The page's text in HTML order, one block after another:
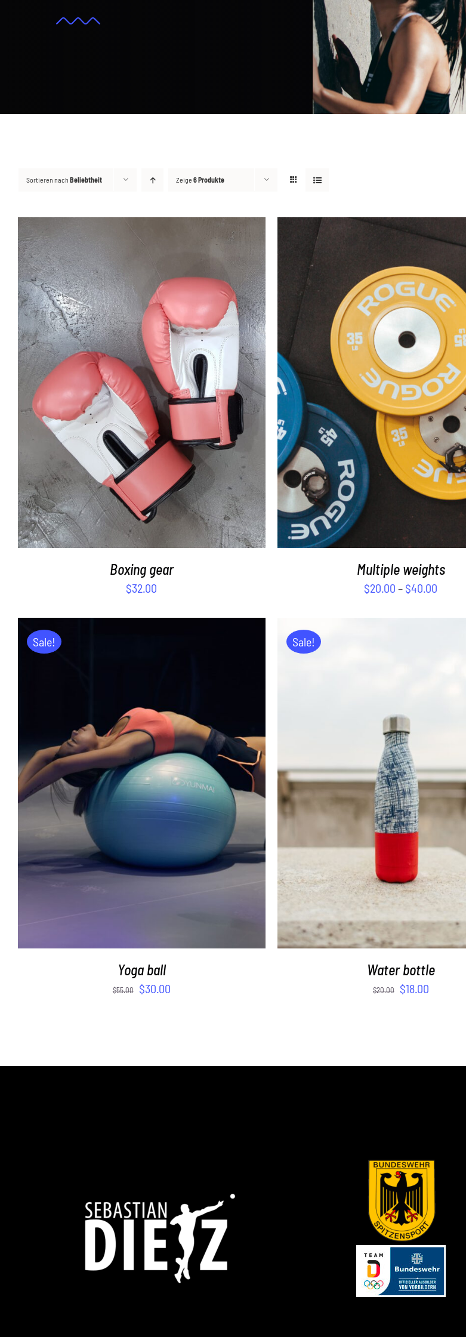
Sortieren nach Beliebtheit Zeige 6 Produkte
SELECT OPTIONS / DETAILS
Boxing gear
$32.00
SELECT OPTIONS / DETAILS
Multiple weights
$20.00 – $40.00
Sale!
ADD TO CART / DETAILS
Yoga ball
$55.00 $30.00
Sale!
ADD TO CART / DETAILS
Water bottle
$20.00 $18.00